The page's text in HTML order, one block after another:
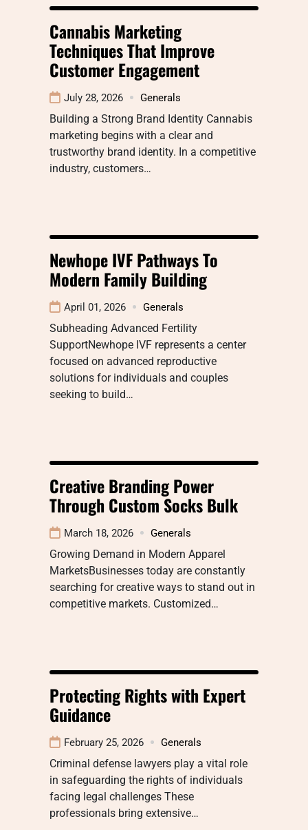
Cannabis Marketing
Techniques That Improve
Customer Engagement
July 28, 2026 Generals
Building a Strong Brand Identity Cannabis
marketing begins with a clear and
trustworthy brand identity. In a competitive
industry, customers…
Newhope IVF Pathways To
Modern Family Building
April 01, 2026 Generals
Subheading Advanced Fertility
SupportNewhope IVF represents a center
focused on advanced reproductive
solutions for individuals and couples
seeking to build…
Creative Branding Power
Through Custom Socks Bulk
March 18, 2026 Generals
Growing Demand in Modern Apparel
MarketsBusinesses today are constantly
searching for creative ways to stand out in
competitive markets. Customized…
Protecting Rights with Expert
Guidance
February 25, 2026 Generals
Criminal defense lawyers play a vital role
in safeguarding the rights of individuals
facing legal challenges These
professionals bring extensive…